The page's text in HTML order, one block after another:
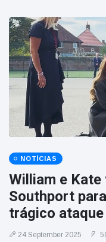
NOTÍCIAS
William e
Southport
trágico
24 September 2025